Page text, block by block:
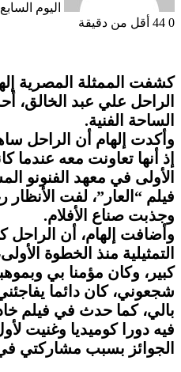
اليوم السابع
0
أقل من دقيقة
كشفت الممثلة المصرية
الراحل علي عبد الخالق،
الساحة الفنية.
وأكدت إلهام أن الراحل
إذ أنها تعاونت معه عندما
الأولى في معهد الفنونو
فيلم “العار”، لفت
وجذبت صناع الأفلام.
وأضافت إلهام، أن الراحل
التمثيلية منذ الخطوة
كبير، وكان مؤمنا بي
شجعوني، كان دائما
بالي، كما حدث في فيلم
فيه دورا كوميديا وغنيت
الجوائز بسبب مشاركتي